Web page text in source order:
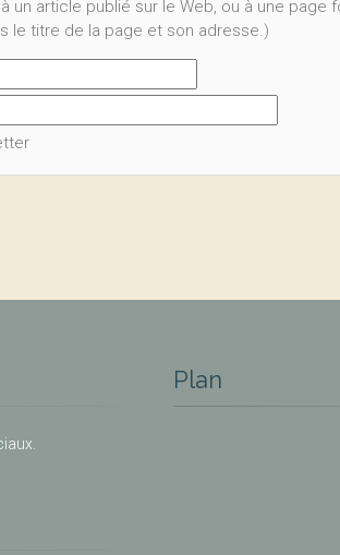
article publié sur le Web, ou à une page
le titre de la page et son adresse.)
Plan